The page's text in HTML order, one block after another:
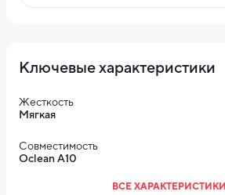
Ключевые характеристики
Жесткость
Мягкая
Совместимость
Oclean A10
ВСЕ ХАРАКТЕРИСТИКИ